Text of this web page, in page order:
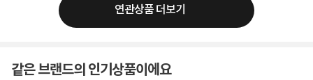
연관상품 더보기
같은 브랜드의 인기상품이에요